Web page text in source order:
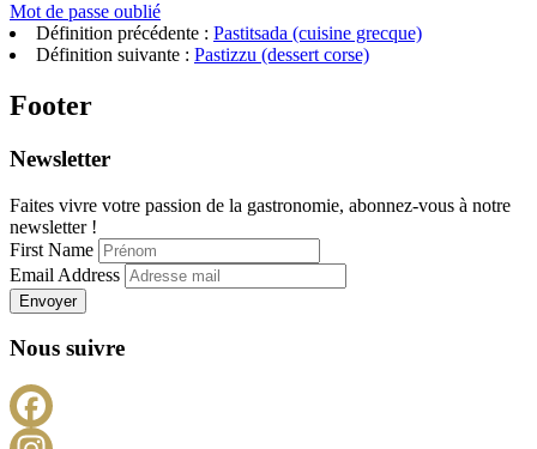
Mot de passe oublié
Définition précédente : Pastitsada (cuisine grecque)
Définition suivante : Pastizzu (dessert corse)
Footer
Newsletter
Faites vivre votre passion de la gastronomie, abonnez-vous à notre
newsletter !
First Name
Email Address
Envoyer
Nous suivre